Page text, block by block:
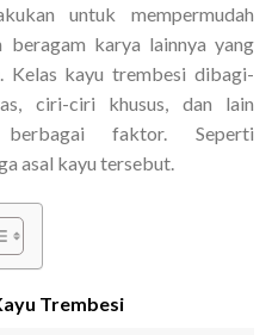
untuk mempermudah
beragam karya lainnya yang
Kelas kayu trembesi dibagi-
ciri-ciri khusus, dan lain
berbagai faktor. Seperti
asal kayu tersebut.
Trembesi